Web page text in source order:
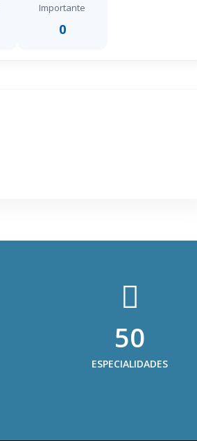
Importante
0
50
ESPECIALIDADES